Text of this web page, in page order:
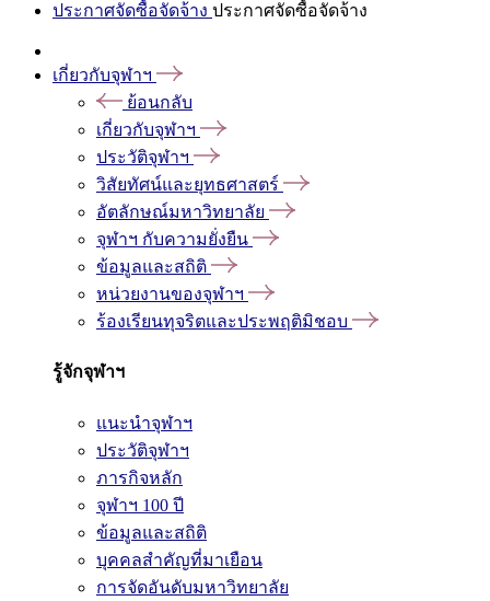
ประกาศจัดซื้อจัดจ้าง ประกาศจัดซื้อจัดจ้าง
เกี่ยวกับจุฬาฯ
ย้อนกลับ
เกี่ยวกับจุฬาฯ
ประวัติจุฬาฯ
วิสัยทัศน์และยุทธศาสตร์
อัตลักษณ์มหาวิทยาลัย
จุฬาฯ กับความยั่งยืน
ข้อมูลและสถิติ
หน่วยงานของจุฬาฯ
ร้องเรียนทุจริตและประพฤติมิชอบ
รู้จักจุฬาฯ
แนะนำจุฬาฯ
ประวัติจุฬาฯ
ภารกิจหลัก
จุฬาฯ 100 ปี
ข้อมูลและสถิติ
บุคคลสำคัญที่มาเยือน
การจัดอันดับมหาวิทยาลัย